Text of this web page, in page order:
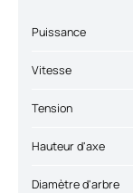
Puissance
Vitesse
Tension
Hauteur d'axe
Diamètre d'arbre